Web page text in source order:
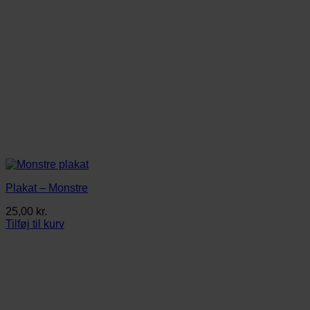
Plakat – Monstre
25,00 kr.
Tilføj til kurv